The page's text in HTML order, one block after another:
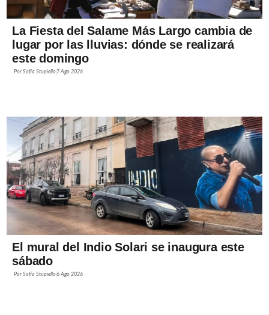
La Fiesta del Salame Más Largo cambia de
lugar por las lluvias: dónde se realizará
este domingo
PorSofía Stupiello 7 Ago 2026
El mural del Indio Solari se inaugura este
sábado
PorSofía Stupiello6 Ago 2026